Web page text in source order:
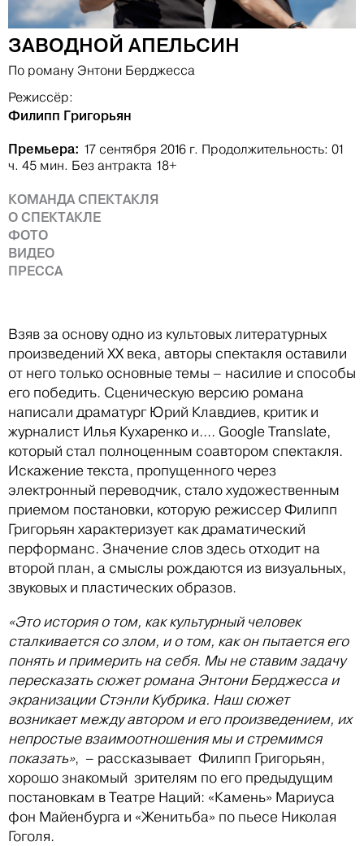
ЗАВОДНОЙ АПЕЛЬСИН
По роману Энтони Берджесса
Режиссёр:
Филипп Григорьян
Премьера: 17 сентября 2016 г. Продолжительность: 01
ч. 45 мин. Без антракта 18+
КОМАНДА СПЕКТАКЛЯ
О СПЕКТАКЛЕ
ФОТО
ВИДЕО
ПРЕССА
Взяв за основу одно из культовых литературных
произведений XX века, авторы спектакля оставили
от него только основные темы – насилие и способы
его победить. Сценическую версию романа
написали драматург Юрий Клавдиев, критик и
журналист Илья Кухаренко и.... Google Translate,
который стал полноценным соавтором спектакля.
Искажение текста, пропущенного через
электронный переводчик, стало художественным
приемом постановки, которую режиссер Филипп
Григорьян характеризует как драматический
перформанс. Значение слов здесь отходит на
второй план, а смыслы рождаются из визуальных,
звуковых и пластических образов.
«Это история о том, как культурный человек
сталкивается со злом, и о том, как он пытается его
понять и примерить на себя. Мы не ставим задачу
пересказать сюжет романа Энтони Берджесса и
экранизации Стэнли Кубрика. Наш сюжет
возникает между автором и его произведением, их
непростые взаимоотношения мы и стремимся
показать», – рассказывает Филипп Григорьян,
хорошо знакомый зрителям по его предыдущим
постановкам в Театре Наций: «Камень» Мариуса
фон Майенбурга и «Женитьба» по пьесе Николая
Гоголя.